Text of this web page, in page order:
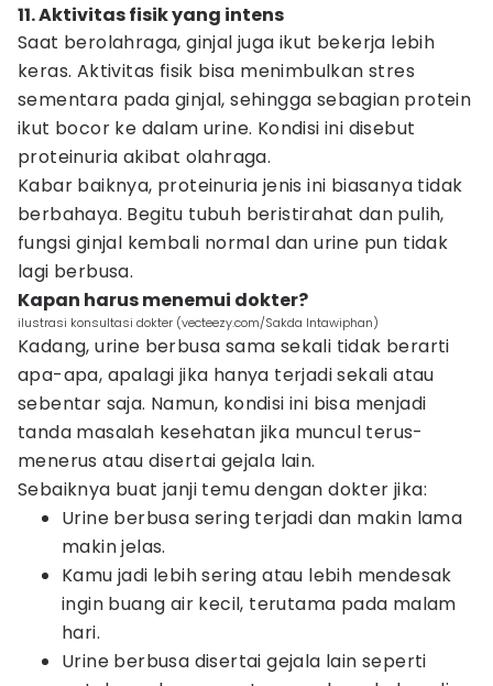
11. Aktivitas fisik yang intens
Saat berolahraga, ginjal juga ikut bekerja lebih
keras. Aktivitas fisik bisa menimbulkan stres
sementara pada ginjal, sehingga sebagian protein
ikut bocor ke dalam urine. Kondisi ini disebut
proteinuria akibat olahraga.
Kabar baiknya, proteinuria jenis ini biasanya tidak
berbahaya. Begitu tubuh beristirahat dan pulih,
fungsi ginjal kembali normal dan urine pun tidak
lagi berbusa.
Kapan harus menemui dokter?
ilustrasi konsultasi dokter (vecteezy.com/Sakda Intawiphan)
Kadang, urine berbusa sama sekali tidak berarti
apa-apa, apalagi jika hanya terjadi sekali atau
sebentar saja. Namun, kondisi ini bisa menjadi
tanda masalah kesehatan jika muncul terus-
menerus atau disertai gejala lain.
Sebaiknya buat janji temu dengan dokter jika:
Urine berbusa sering terjadi dan makin lama
makin jelas.
Kamu jadi lebih sering atau lebih mendesak
ingin buang air kecil, terutama pada malam
hari.
Urine berbusa disertai gejala lain seperti